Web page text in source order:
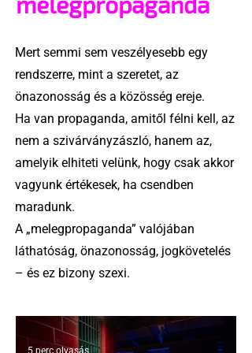
Mert semmi sem veszélyesebb egy
rendszerre, mint a szeretet, az
önazonosság és a közösség ereje.
Ha van propaganda, amitől félni kell, az
nem a szivárványzászló, hanem az,
amelyik elhiteti velünk, hogy csak akkor
vagyunk értékesek, ha csendben
maradunk.
A „melegpropaganda” valójában
láthatóság, önazonosság, jogkövetelés
– és ez bizony szexi.